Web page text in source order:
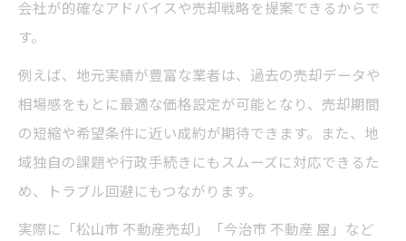
会社が的確なアドバイスや売却戦略を提案できるからで
す。
例えば、地元実績が豊富な業者は、過去の売却データや
相場感をもとに最適な価格設定が可能となり、売却期間
の短縮や希望条件に近い成約が期待できます。また、地
域独自の課題や行政手続きにもスムーズに対応できるた
め、トラブル回避にもつながります。
実際に「松山市 不動産売却」「今治市 不動産 屋」など